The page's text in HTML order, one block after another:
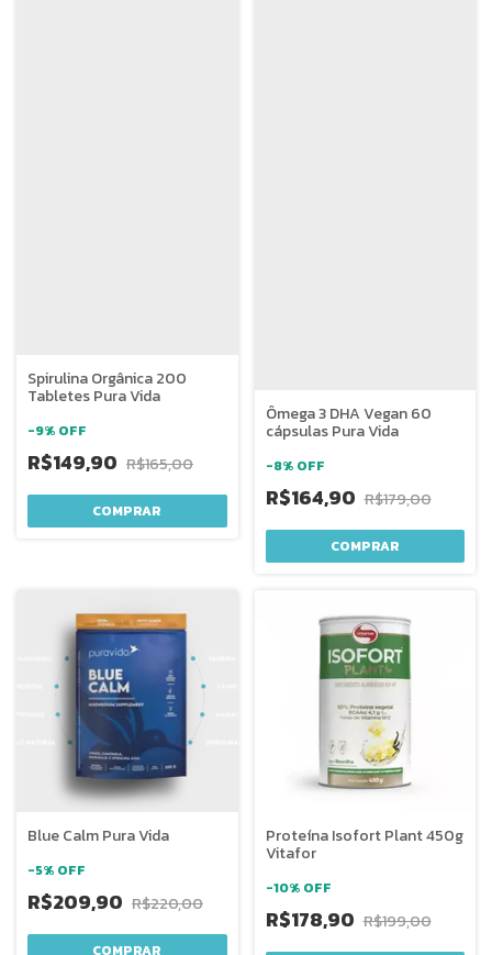
Spirulina Orgânica 200
Tabletes Pura Vida
-9% OFF
R$149,90 R$165,00
Ômega 3 DHA Vegan 60
cápsulas Pura Vida
-8% OFF
R$164,90 R$179,00
Blue Calm Pura Vida
-5% OFF
R$209,90 R$220,00
COMPRAR
Proteína Isofort Plant 450g
Vitafor
-10% OFF
R$178,90 R$199,00